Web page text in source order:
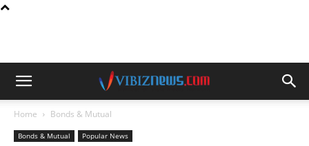
Home Bonds & Mutual
Bonds & Mutual Popular News